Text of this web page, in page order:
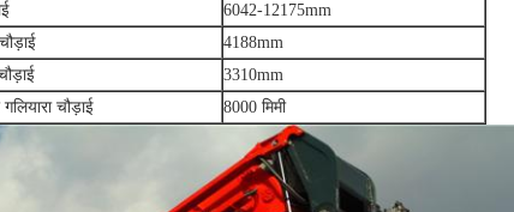
6042-12175mm
4188mm
3310mm
चौड़ाई
8000 मिमी